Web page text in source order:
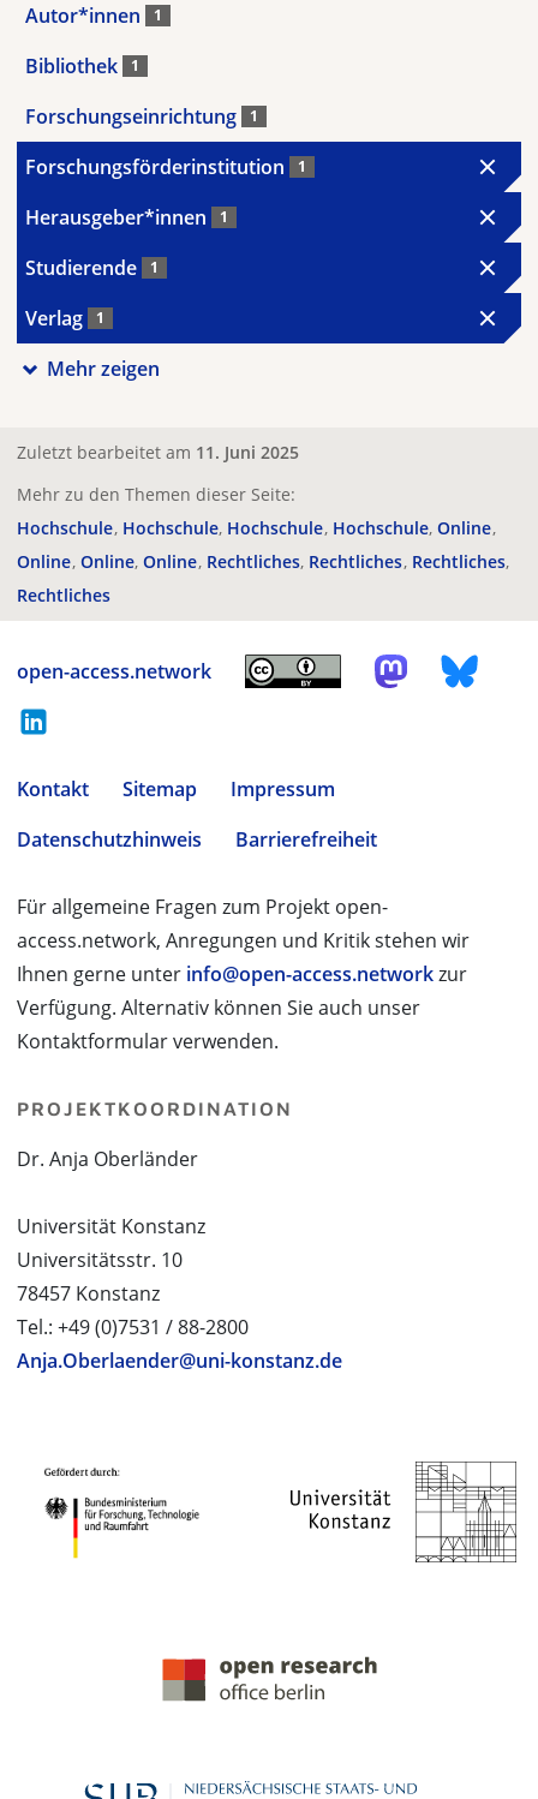
Autor*innen 1
Bibliothek 1
Forschungseinrichtung 1
Forschungsförderinstitution 1
Herausgeber*innen 1
Studierende 1
Verlag 1
Mehr zeigen
Zuletzt bearbeitet am 11. Juni 2025
Mehr zu den Themen dieser Seite:
Hochschule Hochschule Hochschule Hochschule Online
Online Online Online Rechtliches Rechtliches Rechtliches
Rechtliches
open-access.network
Kontakt Sitemap
Impressum
Datenschutzhinweis
Barrierefreiheit
Für allgemeine Fragen zum Projekt open-
access.network, Anregungen und Kritik stehen wir
Ihnen gerne unter info@open-access.networkzur
Verfügung. Alternativ können Sie auch unser
Kontaktformular verwenden.
PROJEKTKOORDINATION
Dr. Anja Oberländer
Universität Konstanz
Universitätsstr. 10
78457 Konstanz
Tel.: +49 (0)7531 / 88-2800
Anja.Oberlaender@uni-konstanz.de